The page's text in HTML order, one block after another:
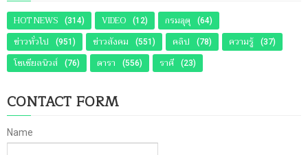
HOT NEWS (314) VIDEO (12) กรมอุตุ (64)
ข่าวทั่วไป (951) ข่าวสังคม (551) คลิป (78) ความรู้ (37)
โซเชียลนิวส์ (76) ดารา (556) ราศี (23)
CONTACT FORM
Name